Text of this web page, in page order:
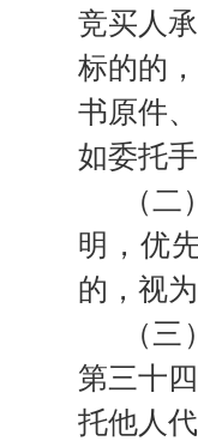
竞买人
标的的
书原件
如委托
（
明，优
的，视
（
第三十
托他人